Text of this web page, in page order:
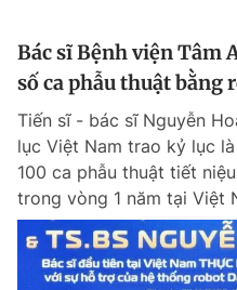
Chuyên mục khác
Chào ngày mới
Tin thị trường
Thông tin tài khoản
Đổi mật khẩu
Tin đã lưu
Tin đã xem
Đăng xuất
Bác sĩ Bệnh viện Tâm
số ca phẫu thuật bằng
Tiến sĩ - bác sĩ Nguyễn
lục Việt Nam trao kỷ lục
100 ca phẫu thuật tiết
trong vòng 1 năm tại Việt